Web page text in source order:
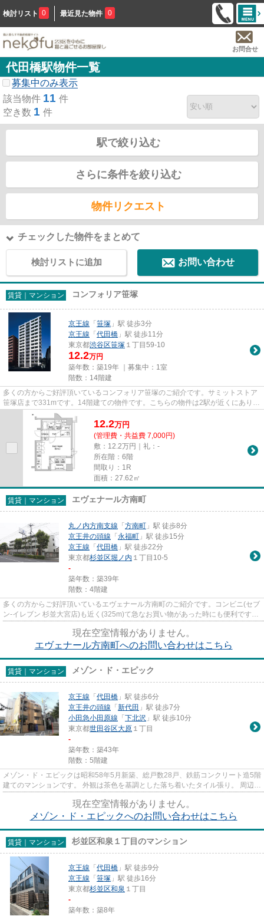
検討リスト 0 最近見た物件 0
お問合せ
代田橋駅物件一覧
募集中のみ表示
該当物件 11 件
空き数 1 件
駅で絞り込む
さらに条件を絞り込む
物件リクエスト
チェックした物件をまとめて
検討リストに追加 お問い合わせ
賃貸｜マンション コンフォリア笹塚
京王線 「 笹塚 」駅 徒歩3分
京王線 「 代田橋 」駅 徒歩11分
東京都渋谷区笹塚 １丁目59-10
12.2万円
築年数：築19年 ｜募集中： 1室
階数：14階建
多くの方からご好評頂いているコンフォリア笹塚のご紹介です。サミットストア
笹塚店まで331mです。14階建ての物件です。こちらの物件は2駅が近くにあり便
利です。地域によっては建物の...
12.2万円
(管理費・共益費 7,000円)
敷：12.2万円｜礼：-
所在階：6階
間取り：1R
面積：27.62㎡
賃貸｜マンション エヴェナール方南町
丸ノ内方南支線 「 方南町 」駅 徒歩8分
京王井の頭線 「 永福町 」駅 徒歩15分
京王線 「 代田橋 」駅 徒歩22分
東京都杉並区堀ノ内 １丁目10-5
-
築年数：築39年
階数：4階建
多くの方からご好評頂いているエヴェナール方南町のご紹介です。コンビニ(セブ
ン‐イレブン 杉並大宮店)も近く(325m)て急なお買い物があった時にも便利です。
現在空室情報がありません。
エヴェナール方南町へのお問い合わせはこちら
賃貸｜マンション メゾン・ド・エピック
京王線 「 代田橋 」駅 徒歩6分
京王井の頭線 「 新代田 」駅 徒歩7分
小田急小田原線 「 下北沢 」駅 徒歩10分
東京都世田谷区大原 １丁目
-
築年数：築43年
階数：5階建
メゾン・ド・エピックは昭和58年5月新築、総戸数28戸、鉄筋コンクリート造5階
建てのマンションです。 外観は茶色を基調とした落ち着いたタイル張り。 周辺の
現在空室情報がありません。
メゾン・ド・エピックへのお問い合わせはこちら
賃貸｜マンション 杉並区和泉１丁目のマンション
京王線 「 代田橋 」駅 徒歩9分
京王線 「 笹塚 」駅 徒歩16分
東京都杉並区和泉 １丁目
-
築年数：築8年